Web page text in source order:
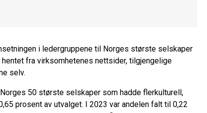
i ledergruppene til Norges største selskaper
fra virksomhetenes nettsider, tilgjengelige
selv.
50 største selskaper som hadde flerkulturell,
prosent av utvalget. I 2023 var andelen falt til 0,22